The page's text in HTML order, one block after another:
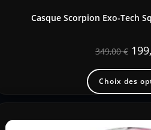
Casque Scorpion Exo-Tech
349,00€
Choix des